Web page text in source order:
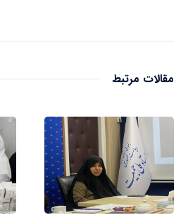
مقالات مرتبط